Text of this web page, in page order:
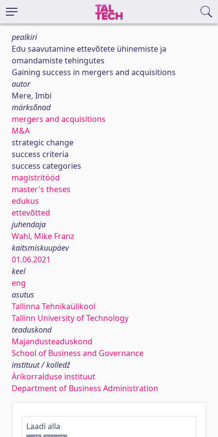
pealkiri
Edu saavutamine ettevõtete ühinemiste ja
omandamiste tehingutes
Gaining success in mergers and acquisitions
autor
Mere, Imbi
märksõnad
mergers and acquisitions
M&A
strategic change
success criteria
success categories
magistritööd
master's theses
edukus
ettevõtted
juhendaja
Wahl, Mike Franz
kaitsmiskuupäev
01.06.2021
keel
eng
asutus
Tallinna Tehnikaülikool
Tallinn University of Technology
teaduskond
Majandusteaduskond
School of Business and Governance
instituut / kolledž
Ärikorralduse instituut
Department of Business Administration
Laadi alla